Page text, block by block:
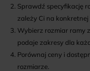
Sprawdź specyfikację
zależy Ci na
Wybierz rozmiar ramy
podaje zakresy dla
Porównaj ceny i
rozmiarze.